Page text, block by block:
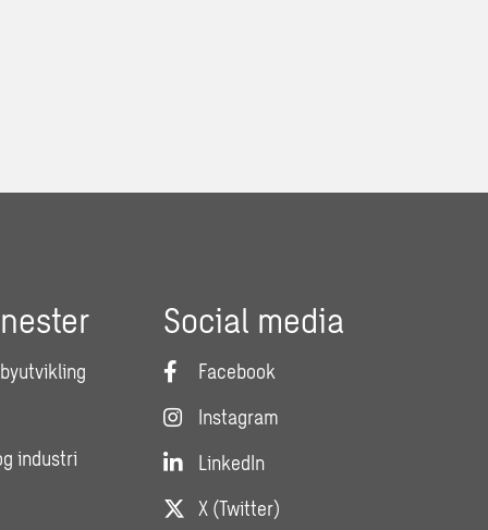
industri
Social media
Facebook
Instagram
LinkedIn
X (Twitter)